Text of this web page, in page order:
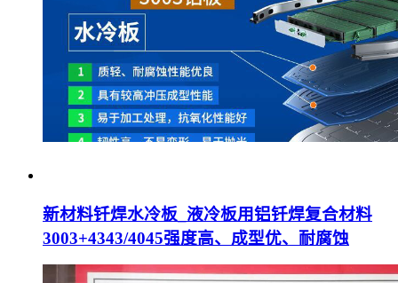
新材料钎焊水冷板_液冷板用铝钎焊复合材料
3003+4343/4045强度高、成型优、耐腐蚀